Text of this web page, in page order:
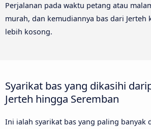
Perjalanan pada waktu petang atau
murah, dan kemudiannya bas dari Jerteh
lebih kosong.
Syarikat bas yang dikasihi
Jerteh hingga Seremban
Ini ialah syarikat bas yang paling banyak